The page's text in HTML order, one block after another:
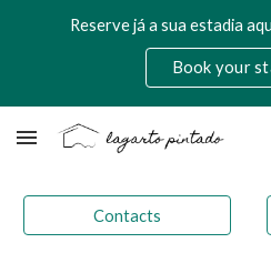
Skip to main content
Reserve já a sua estadia
Book your
Contacts